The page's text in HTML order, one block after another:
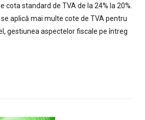
cota standard de TVA de la 24% la 20%.
aplică mai multe cote de TVA pentru
gestiunea aspectelor fiscale pe întreg